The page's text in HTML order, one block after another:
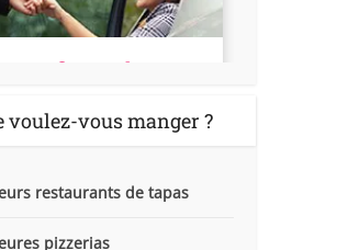
voulez-vous manger ?
restaurants de tapas
pizzerias